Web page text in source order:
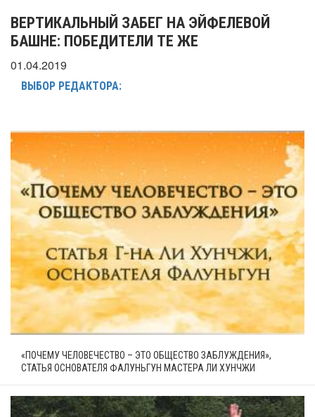
ВЕРТИКАЛЬНЫЙ ЗАБЕГ НА ЭЙФЕЛЕВОЙ
БАШНЕ: ПОБЕДИТЕЛИ ТЕ ЖЕ
01.04.2019
ВЫБОР РЕДАКТОРА:
«ПОЧЕМУ ЧЕЛОВЕЧЕСТВО – ЭТО ОБЩЕСТВО ЗАБЛУЖДЕНИЯ»,
СТАТЬЯ ОСНОВАТЕЛЯ ФАЛУНЬГУН МАСТЕРА ЛИ ХУНЧЖИ